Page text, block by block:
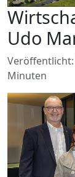
Udo
Veröffentlicht:
Minuten